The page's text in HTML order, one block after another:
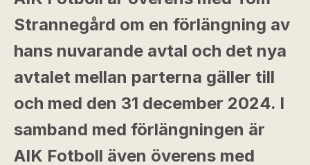
Strannegård om en förlängning av
hans nuvarande avtal och det nya
avtalet mellan parterna gäller till
och med den 31 december 2024. I
samband med förlängningen är
AIK Fotboll även överens med